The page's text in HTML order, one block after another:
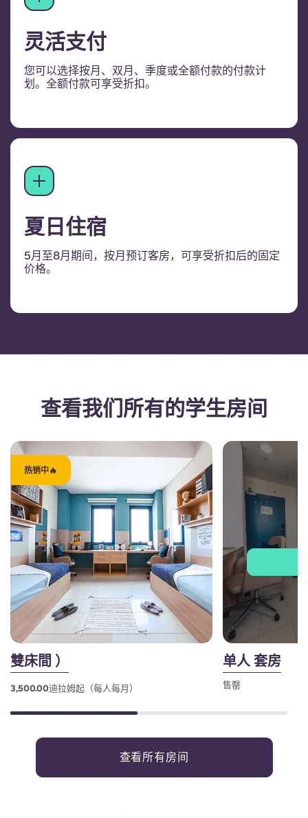
灵活支付
您可以选择按月、双月、季度或全额付款的付款计
划。全额付款可享受折扣。
夏日住宿
5月至8月期间，按月预订客房，可享受折扣后的固定
价格。
查看我们所有的学生房间
热销中🔥
雙床間 ）
3,500.00迪拉姆起（每人每月）
单人 套房
售罄
查看所有房间